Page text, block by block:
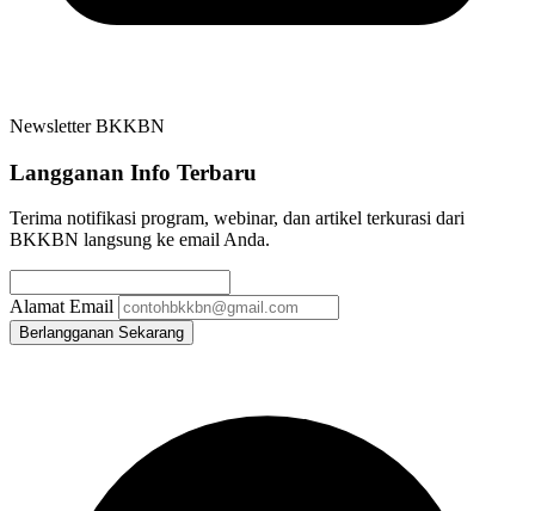
Newsletter BKKBN
Langganan Info Terbaru
Terima notifikasi program, webinar, dan artikel terkurasi dari
BKKBN langsung ke email Anda.
Alamat Email
Berlangganan Sekarang